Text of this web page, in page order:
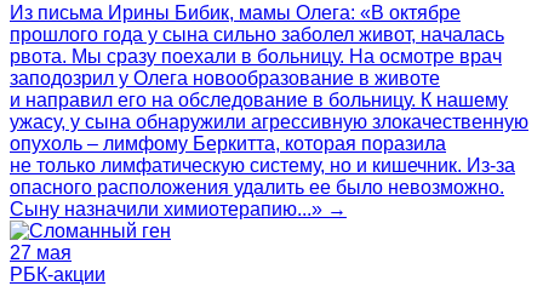
Из письма Ирины Бибик, мамы Олега: «В октябре
прошлого года у сына сильно заболел живот, началась
рвота. Мы сразу поехали в больницу. На осмотре врач
заподозрил у Олега новообразование в животе
и направил его на обследование в больницу. К нашему
ужасу, у сына обнаружили агрессивную злокачественную
опухоль – лимфому Беркитта, которая поразила
не только лимфатическую систему, но и кишечник. Из-за
опасного расположения удалить ее было невозможно.
Сыну назначили химиотерапию...» →
27 мая
РБК-акции